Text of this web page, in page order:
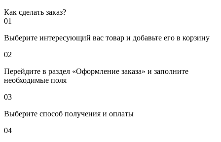
Как сделать заказ?
01
Выберите интересующий вас товар и добавьте его в корзину
02
Перейдите в раздел «Оформление заказа» и заполните
необходимые поля
03
Выберите способ получения и оплаты
04